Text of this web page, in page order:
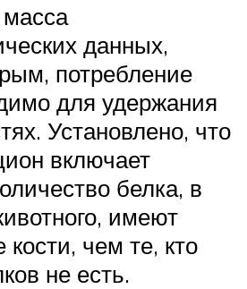
данных,
потребление
для удержания
Установлено, что
включает
белка, в
имеют
кости, чем те, кто
не есть.